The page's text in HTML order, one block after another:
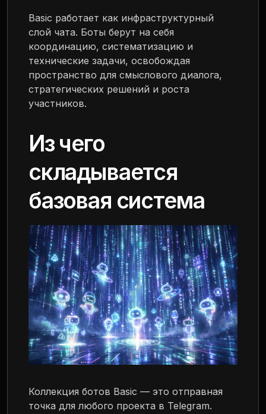
Basic работает как инфраструктурный
слой чата. Боты берут на себя
координацию, систематизацию и
технические задачи, освобождая
пространство для смыслового диалога,
стратегических решений и роста
участников.
Из чего
складывается
базовая система
Коллекция ботов Basic — это отправная
точка для любого проекта в Telegram.